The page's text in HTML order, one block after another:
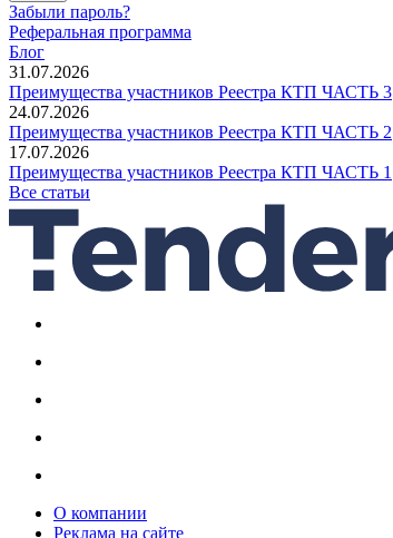
Забыли пароль?
Реферальная программа
Блог
31.07.2026
Преимущества участников Реестра КТП ЧАСТЬ 3
24.07.2026
Преимущества участников Реестра КТП ЧАСТЬ 2
17.07.2026
Преимущества участников Реестра КТП ЧАСТЬ 1
Все статьи
О компании
Реклама на сайте